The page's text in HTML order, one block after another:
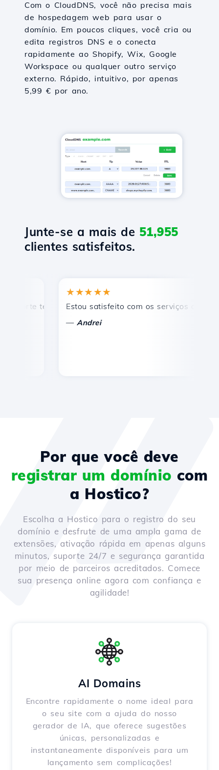
Com o CloudDNS, você não precisa mais
de hospedagem web para usar o
domínio. Em poucos cliques, você cria ou
edita registros DNS e o conecta
rapidamente ao Shopify, Wix, Google
Workspace ou qualquer outro serviço
externo. Rápido, intuitivo, por apenas
5,99 € por ano.
Junte-se a mais de 51,955
clientes satisfeitos.
técnico rápido e eficiente.
★★★★★
Estou satisfeito com os serviços
Andrei
Por que você deve
registrar um domínio com
a Hostico?
Escolha a Hostico para o registro do seu
domínio e desfrute de uma ampla gama de
extensões, ativação rápida em apenas alguns
minutos, suporte 24/7 e segurança garantida
por meio de parceiros acreditados. Comece
sua presença online agora com confiança e
agilidade!
AI Domains
Encontre rapidamente o nome ideal para
o seu site com a ajuda do nosso
gerador de IA, que oferece sugestões
únicas, personalizadas e
instantaneamente disponíveis para um
lançamento sem complicações!